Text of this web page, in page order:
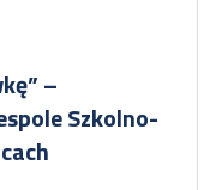
–
Szkolno-